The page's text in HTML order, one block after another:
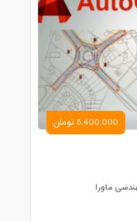
5,400,000 تومان
ماورا